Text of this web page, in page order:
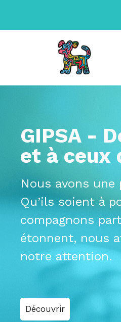
contenu
GIPSA -
et à ceux
Nous avons une
Qu’ils soient à
compagnons
étonnent, nous
notre attention.
Découvrir